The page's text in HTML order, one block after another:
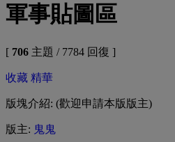
軍事貼圖區
[ 706 主題 / 7784 回復 ]
收藏 精華
版塊介紹: (歡迎申請本版版主)
版主: 鬼鬼